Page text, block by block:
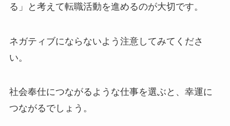
る」と考えて転職活動を進めるのが大切です。
ネガティブにならないよう注意してみてくださ
い。
社会奉仕につながるような仕事を選ぶと、幸運に
つながるでしょう。